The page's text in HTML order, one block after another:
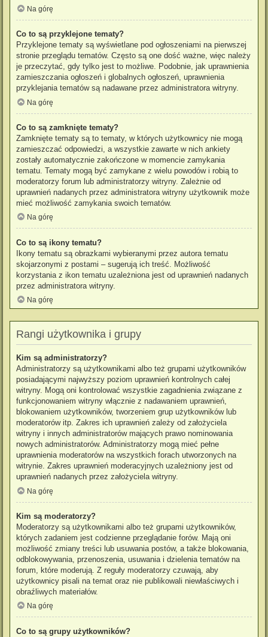
Na górę
Co to są przyklejone tematy?
Przyklejone tematy są wyświetlane pod ogłoszeniami na pierwszej
stronie przeglądu tematów. Często są one dość ważne, więc należy
je przeczytać, gdy tylko jest to możliwe. Podobnie, jak uprawnienia
zamieszczania ogłoszeń i globalnych ogłoszeń, uprawnienia
przyklejania tematów są nadawane przez administratora witryny.
Na górę
Co to są zamknięte tematy?
Zamknięte tematy są to tematy, w których użytkownicy nie mogą
zamieszczać odpowiedzi, a wszystkie zawarte w nich ankiety
zostały automatycznie zakończone w momencie zamykania
tematu. Tematy mogą być zamykane z wielu powodów i robią to
moderatorzy forum lub administratorzy witryny. Zależnie od
uprawnień nadanych przez administratora witryny użytkownik może
mieć możliwość zamykania swoich tematów.
Na górę
Co to są ikony tematu?
Ikony tematu są obrazkami wybieranymi przez autora tematu
skojarzonymi z postami – sugerują ich treść. Możliwość
korzystania z ikon tematu uzależniona jest od uprawnień nadanych
przez administratora witryny.
Na górę
Rangi użytkownika i grupy
Kim są administratorzy?
Administratorzy są użytkownikami albo też grupami użytkowników
posiadającymi najwyższy poziom uprawnień kontrolnych całej
witryny. Mogą oni kontrolować wszystkie zagadnienia związane z
funkcjonowaniem witryny włącznie z nadawaniem uprawnień,
blokowaniem użytkowników, tworzeniem grup użytkowników lub
moderatorów itp. Zakres ich uprawnień zależy od założyciela
witryny i innych administratorów mających prawo nominowania
nowych administratorów. Administratorzy mogą mieć pełne
uprawnienia moderatorów na wszystkich forach utworzonych na
witrynie. Zakres uprawnień moderacyjnych uzależniony jest od
uprawnień nadanych przez założyciela witryny.
Na górę
Kim są moderatorzy?
Moderatorzy są użytkownikami albo też grupami użytkowników,
których zadaniem jest codzienne przeglądanie forów. Mają oni
możliwość zmiany treści lub usuwania postów, a także blokowania,
odblokowywania, przenoszenia, usuwania i dzielenia tematów na
forum, które moderują. Z reguły moderatorzy czuwają, aby
użytkownicy pisali na temat oraz nie publikowali niewłaściwych i
obraźliwych materiałów.
Na górę
Co to są grupy użytkowników?